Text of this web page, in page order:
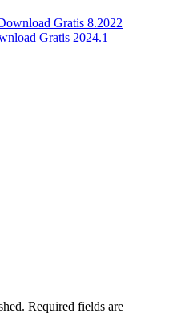
Gratis 8.2022
Gratis 2024.1
Required fields are